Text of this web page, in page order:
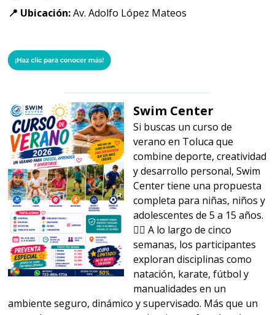
📍 Ubicación:Av. Adolfo López Mateos
Swim Center
Si buscas un curso de
verano en Toluca que
combine deporte, creatividad
y desarrollo personal, Swim
Center tiene una propuesta
completa para niñas, niños y
adolescentes de 5 a 15 años.
🏊‍♂️ A lo largo de cinco
semanas, los participantes
exploran disciplinas como
natación, karate, fútbol y
manualidades en un
ambiente seguro, dinámico y supervisado. Más que un